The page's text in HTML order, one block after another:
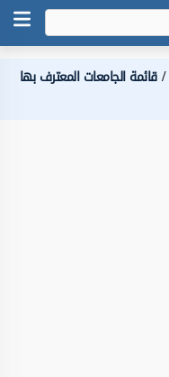
قائمة الجامعات المعترف بها